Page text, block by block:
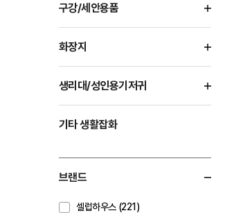
구강/세안용품
화장지
생리대/성인용기저귀
기타 생활잡화
브랜드
셀럽하우스 (221)